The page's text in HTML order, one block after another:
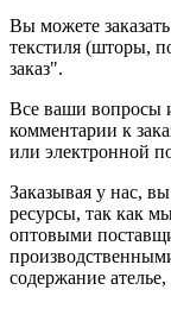
Вы можете
текстиля (шторы,
заказ".
Все ваши вопросы
комментарии к
или электронной
Заказывая у нас,
ресурсы, так как
оптовыми
содержание